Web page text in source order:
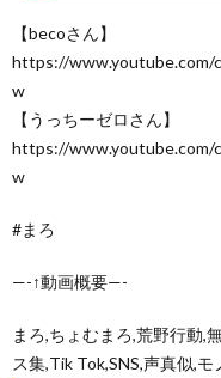
【becoさん】
https://www.youtube.com/
w
【うっちーゼロさん】
https://www.youtube.com/
w
#まろ
—-↑動画概要—-
まろ,ちょむまろ,荒野行動,
ス集,Tik Tok,SNS,声真似,